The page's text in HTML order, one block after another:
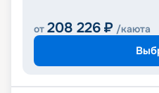
от 208 226 ₽ /каюта